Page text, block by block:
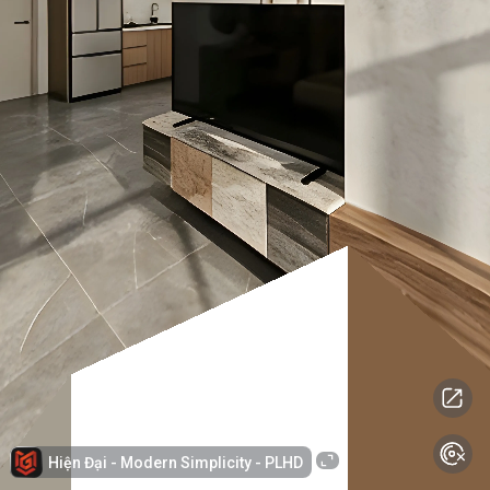
Hiện Đại - Modern Simplicity - PLHD